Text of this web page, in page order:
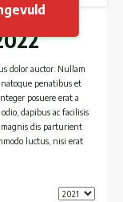
dolor auctor. Nullam
penatibus et
posuere erat a
dapibus ac facilisis
magnis dis parturient
luctus, nisi erat